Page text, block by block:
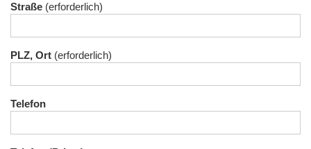
Straße
PLZ, Ort
Telefon